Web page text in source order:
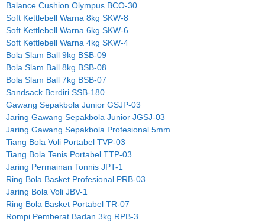
Balance Cushion Olympus BCO-30
Soft Kettlebell Warna 8kg SKW-8
Soft Kettlebell Warna 6kg SKW-6
Soft Kettlebell Warna 4kg SKW-4
Bola Slam Ball 9kg BSB-09
Bola Slam Ball 8kg BSB-08
Bola Slam Ball 7kg BSB-07
Sandsack Berdiri SSB-180
Gawang Sepakbola Junior GSJP-03
Jaring Gawang Sepakbola Junior JGSJ-03
Jaring Gawang Sepakbola Profesional 5mm
Tiang Bola Voli Portabel TVP-03
Tiang Bola Tenis Portabel TTP-03
Jaring Permainan Tonnis JPT-1
Ring Bola Basket Profesional PRB-03
Jaring Bola Voli JBV-1
Ring Bola Basket Portabel TR-07
Rompi Pemberat Badan 3kg RPB-3